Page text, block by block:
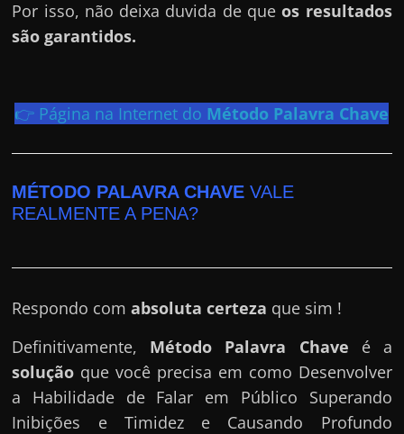
t
?
M
s
o
🤔
Por isso, não deixa duvida de queos resultados
são garantidos.
👉 Página na Internet do Método Palavra Chave
MÉTODO PALAVRA CHAVE VALE
REALMENTE A PENA?
Respondo comabsoluta certeza que sim !
Definitivamente, Método Palavra Chave é a
solução que você precisa em como Desenvolver
a Habilidade de Falar em Público Superando
Inibições e Timidez e Causando Profundo